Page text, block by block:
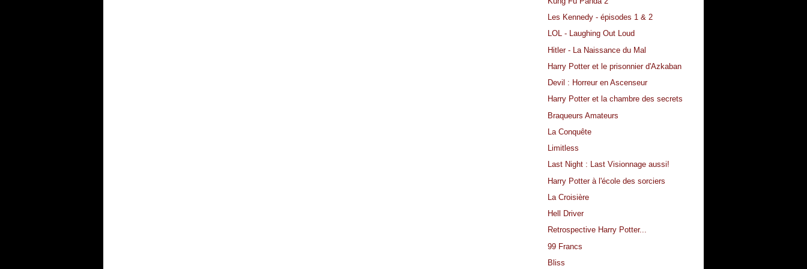
Les Kennedy - épisodes 1 & 2
LOL - Laughing Out Loud
Hitler - La Naissance du Mal
Harry Potter et le prisonnier d'Azkaban
Devil : Horreur en Ascenseur
Harry Potter et la chambre des secrets
Braqueurs Amateurs
La Conquête
Limitless
Last Night : Last Visionnage aussi!
Harry Potter à l'école des sorciers
La Croisière
Hell Driver
Retrospective Harry Potter...
99 Francs
Bliss